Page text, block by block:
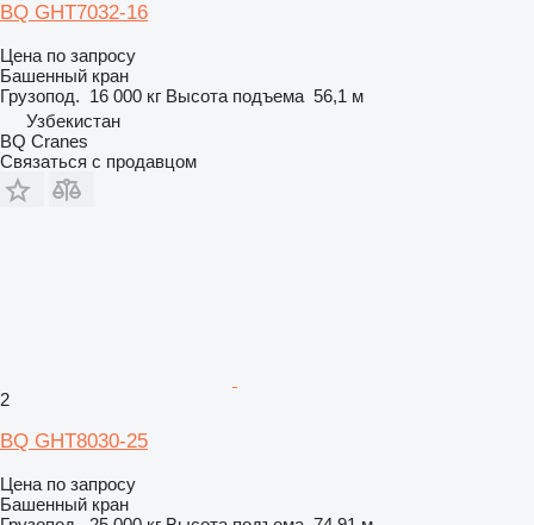
BQ GHT7032-16
Цена по запросу
Башенный кран
Грузопод. 16 000 кг Высота подъема 56,1 м
Узбекистан
BQ Cranes
Связаться с продавцом
2
BQ GHT8030-25
Цена по запросу
Башенный кран